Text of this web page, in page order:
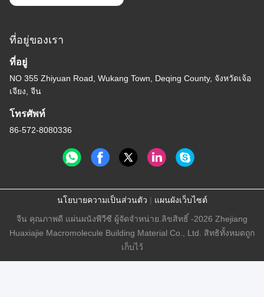
ที่อยู่ของเรา
ที่อยู่
NO 355 Zhiyuan Road, Wukang Town, Deqing County, จังหวัดเจ้อ
เจียง, จีน
โทรศัพท์
86-572-8080336
นโยบายความเป็นส่วนตัว | แผนผังเว็บไซต์
จีน คุณภาพดี แผ่นผนังพีวีซี ผู้จัดจําหน่าย.ลิขสิทธิ์ -2026 Zhejiang
Huaxiajie Macromolecule Building Material Co., Ltd. สิทธิทั้งหมดถูก
เก็บไว้